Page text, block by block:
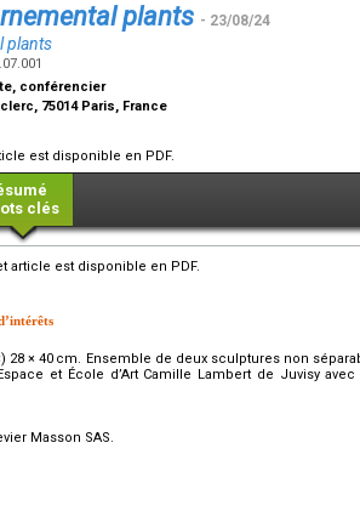
plants - 23/08/24
plants
conférencier
75014 Paris, France
est disponible en PDF.
clés
article est disponible en PDF.
28 × 40 cm. Ensemble de deux sculptures non
et École d’Art Camille Lambert de Juvisy avec
Masson SAS.